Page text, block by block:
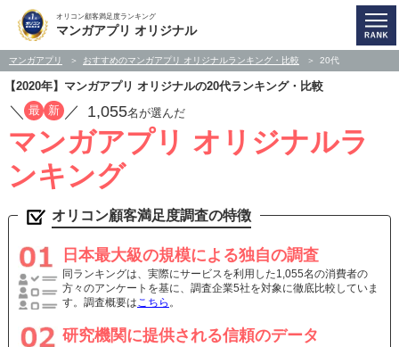
オリコン顧客満足度ランキング
マンガアプリ オリジナル
マンガアプリ おすすめのマンガアプリ オリジナルランキング・比較 20代
【2020年】マンガアプリ オリジナルの20代ランキング・比較
／ 最 新 ／ 1,055名が選んだ
マンガアプリ オリジナルラ
ンキング
オリコン顧客満足度調査の特徴
日本最大級の規模による独自の調査
同ランキングは、実際にサービスを利用した1,055名の消費者の
方々のアンケートを基に、調査企業5社を対象に徹底比較していま
す。調査概要はこちら 。
研究機関に提供される信頼のデータ